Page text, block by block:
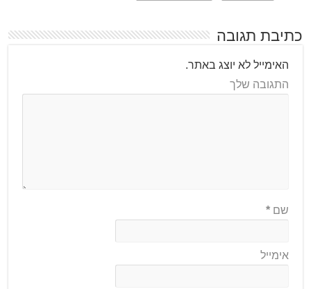
כתיבת תגובה
האימייל לא יוצג באתר.
התגובה שלך
שם*
אימייל